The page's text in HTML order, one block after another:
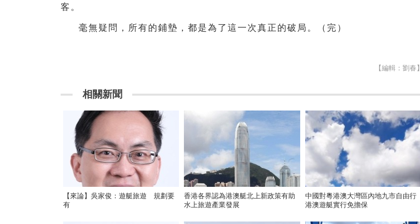
客。
毫無疑問，所有的鋪墊，都是為了這一次真正的破局。（完）
【編輯：劉春】
相關新聞
【來論】吳家俊：遊艇旅遊 規劃要
有
香港各界認為港澳艇北上新政策有助
水上旅遊產業發展
中國對粵港澳大灣區內地九市自由行
港澳遊艇實行免擔保